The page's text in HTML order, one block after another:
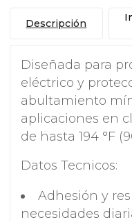
Descripción
Diseñada para
eléctrico y
abultamiento
aplicaciones en
de hasta 194 °F
Datos Tecnicos:
Adhesión y
necesidades